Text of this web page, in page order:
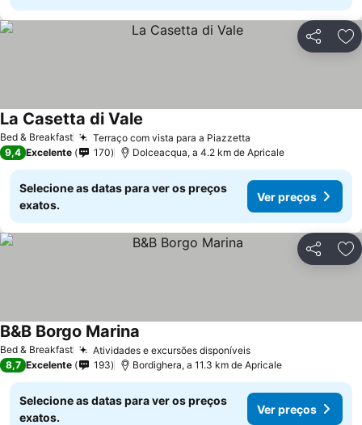
Partilhar
Bed & Breakfast Terraço com vista para a Piazzetta
La Casetta di Vale
9,4 Excelente 170 Dolceacqua, a 4.2 km de Apricale
Selecione as datas para ver os preços
exatos.
Ver preços
Partilhar
Bed & Breakfast Atividades e excursões disponíveis
B&B Borgo Marina
8,7 Excelente 193 Bordighera, a 11.3 km de Apricale
Selecione as datas para ver os preços
exatos.
Ver preços